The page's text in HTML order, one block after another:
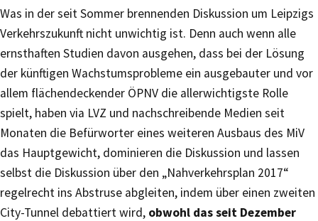
Was in der seit Sommer brennenden Diskussion um Leipzigs
Verkehrszukunft nicht unwichtig ist. Denn auch wenn alle
ernsthaften Studien davon ausgehen, dass bei der Lösung
der künftigen Wachstumsprobleme ein ausgebauter und vor
allem flächendeckender ÖPNV die allerwichtigste Rolle
spielt, haben via LVZ und nachschreibende Medien seit
Monaten die Befürworter eines weiteren Ausbaus des MiV
das Hauptgewicht, dominieren die Diskussion und lassen
selbst die Diskussion über den „Nahverkehrsplan 2017“
regelrecht ins Abstruse abgleiten, indem über einen zweiten
City-Tunnel debattiert wird, obwohl das seit Dezember